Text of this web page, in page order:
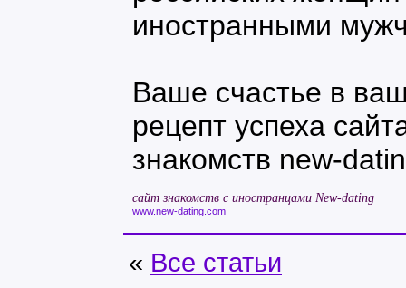
иностранными
Ваше счастье в
рецепт успеха
знакомств new-
сайт знакомств с иностранцами New-dating
www.new-dating.com
« Все статьи